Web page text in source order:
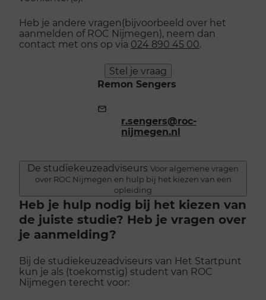
Heb je andere vragen(bijvoorbeeld over het
aanmelden of ROC Nijmegen), neem dan
contact met ons op via 024 890 45 00.
Stel je vraag
Remon Sengers
mailadres:
r.sengers@roc-
nijmegen.nl
De studiekeuzeadviseurs Voor algemene vragen
over ROC Nijmegen en hulp bij het kiezen van een
opleiding
Heb je hulp nodig bij het kiezen van
de juiste studie? Heb je vragen over
je aanmelding?
Bij de studiekeuzeadviseurs van Het Startpunt
kun je als (toekomstig) student van ROC
Nijmegen terecht voor: